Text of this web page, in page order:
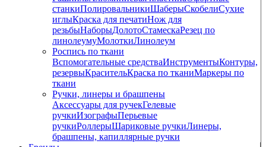
станкиПолировальникиШаберыСкобелиСухие
иглыКраска для печатиНож для
резьбыНаборыДолотоСтамескаРезец по
линолеумуМолоткиЛинолеум
Роспись по ткани
Вспомогательные средстваИнструментыКонтуры,
резервыКрасительКраска по тканиМаркеры по
ткани
Ручки, линеры и брашпены
Аксессуары для ручекГелевые
ручкиИзографыПерьевые
ручкиРоллерыШариковые ручкиЛинеры,
брашпены, капиллярные ручки